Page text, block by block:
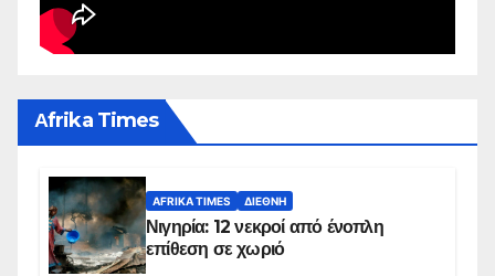
Αfrika Times
AFRIKA TIMES ΔΙΕΘΝΉ
Νιγηρία: 12 νεκροί από ένοπλη
επίθεση σε χωριό